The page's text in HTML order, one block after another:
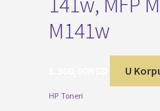
M141w
U
HP, Toneri